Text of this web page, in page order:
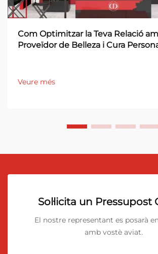
Com Optimitzar la Teva Relació
Proveïdor de Belleza i Cura
Veure més
Sol·licita un Pressupost
El nostre representant es posarà
amb vostè aviat.